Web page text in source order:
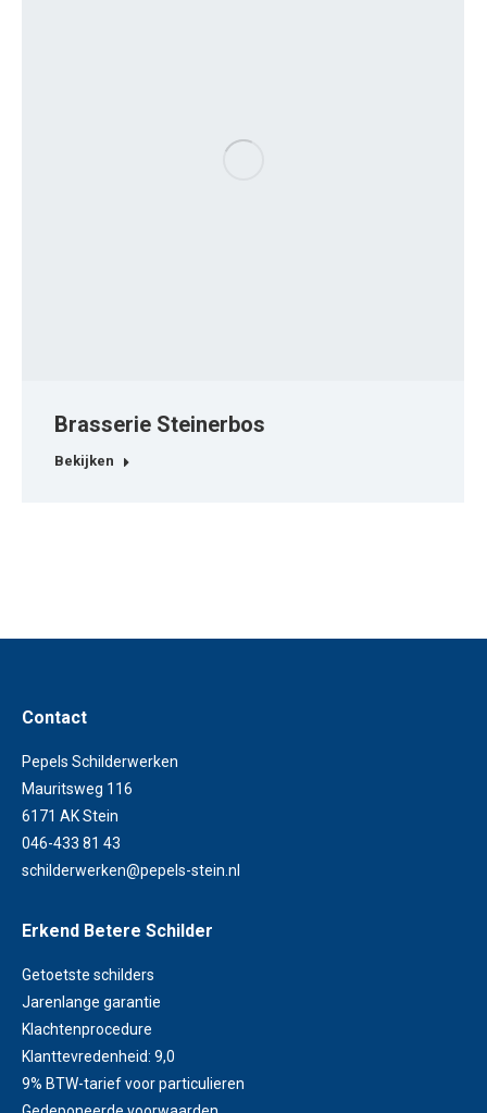
Brasserie Steinerbos
Bekijken
Contact
Pepels Schilderwerken
Mauritsweg 116
6171 AK Stein
046-433 81 43
schilderwerken@pepels-stein.nl
Erkend Betere Schilder
Getoetste schilders
Jarenlange garantie
Klachtenprocedure
Klanttevredenheid: 9,0
9% BTW-tarief voor particulieren